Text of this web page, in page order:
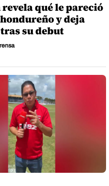
qué le pareció
y deja
su debut